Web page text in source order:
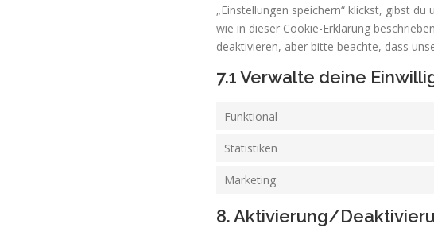
„Einstellungen speichern“ klickst, gibst
wie in dieser Cookie-Erklärung
deaktivieren, aber bitte beachte, dass
7.1 Verwalte deine
Funktional
Statistiken
Marketing
8. Aktivierung/